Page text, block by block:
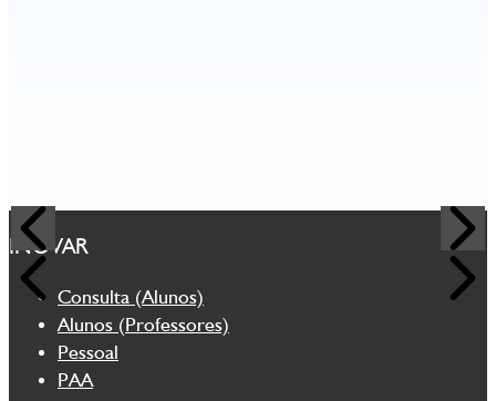
INOVAR
Consulta (Alunos)
Alunos (Professores)
Pessoal
PAA